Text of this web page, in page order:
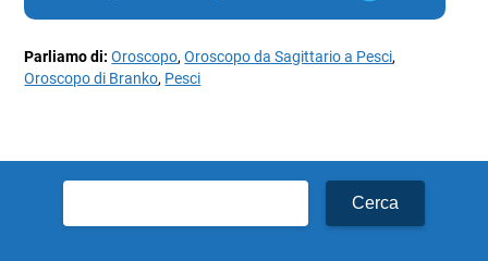
Parliamo di:Oroscopo,Oroscopo da Sagittario a Pesci,
Oroscopo di Branko, Pesci
per: